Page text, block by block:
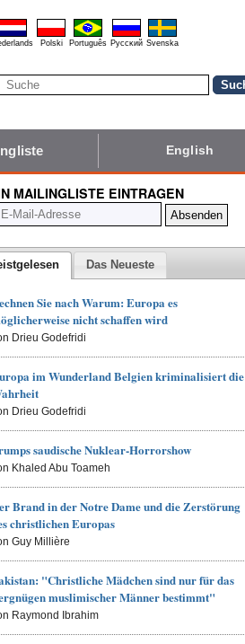
Polski Português Pyccĸий Svenska
English
MAILINGLISTE EINTRAGEN
Das Neueste
Sie nach Warum: Europa es
nicht schaffen wird
Drieu Godefridi
im Wunderland Belgien kriminalisiert die
Drieu Godefridi
saudische Nuklear-Horrorshow
Khaled Abu Toameh
Brand in der Notre Dame und die Zerstörung
christlichen Europas
Guy Millière
"Christliche Mädchen sind nur für das
muslimischer Männer bestimmt"
Raymond Ibrahim